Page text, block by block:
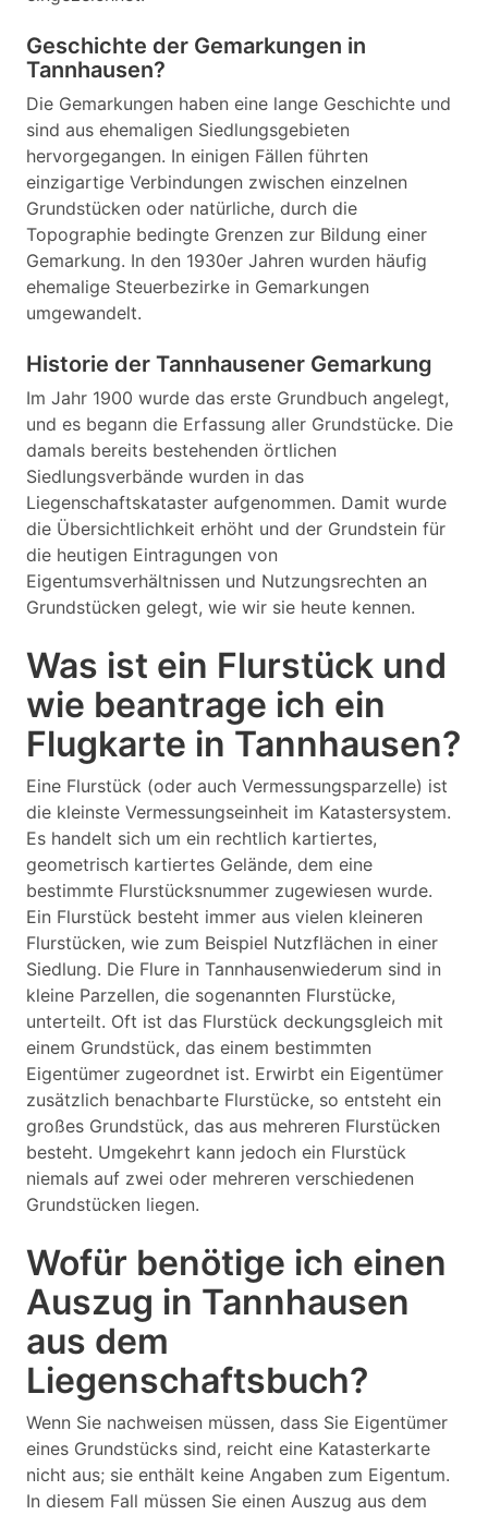
Geschichte der Gemarkungen in
Tannhausen?
Die Gemarkungen haben eine lange Geschichte und
sind aus ehemaligen Siedlungsgebieten
hervorgegangen. In einigen Fällen führten
einzigartige Verbindungen zwischen einzelnen
Grundstücken oder natürliche, durch die
Topographie bedingte Grenzen zur Bildung einer
Gemarkung. In den 1930er Jahren wurden häufig
ehemalige Steuerbezirke in Gemarkungen
umgewandelt.
Historie der Tannhausener Gemarkung
Im Jahr 1900 wurde das erste Grundbuch angelegt,
und es begann die Erfassung aller Grundstücke. Die
damals bereits bestehenden örtlichen
Siedlungsverbände wurden in das
Liegenschaftskataster aufgenommen. Damit wurde
die Übersichtlichkeit erhöht und der Grundstein für
die heutigen Eintragungen von
Eigentumsverhältnissen und Nutzungsrechten an
Grundstücken gelegt, wie wir sie heute kennen.
Was ist ein Flurstück und
wie beantrage ich ein
Flugkarte in Tannhausen?
Eine Flurstück (oder auch Vermessungsparzelle) ist
die kleinste Vermessungseinheit im Katastersystem.
Es handelt sich um ein rechtlich kartiertes,
geometrisch kartiertes Gelände, dem eine
bestimmte Flurstücksnummer zugewiesen wurde.
Ein Flurstück besteht immer aus vielen kleineren
Flurstücken, wie zum Beispiel Nutzflächen in einer
Siedlung. Die Flure in Tannhausenwiederum sind in
kleine Parzellen, die sogenannten Flurstücke,
unterteilt. Oft ist das Flurstück deckungsgleich mit
einem Grundstück, das einem bestimmten
Eigentümer zugeordnet ist. Erwirbt ein Eigentümer
zusätzlich benachbarte Flurstücke, so entsteht ein
großes Grundstück, das aus mehreren Flurstücken
besteht. Umgekehrt kann jedoch ein Flurstück
niemals auf zwei oder mehreren verschiedenen
Grundstücken liegen.
Wofür benötige ich einen
Auszug in Tannhausen
aus dem
Liegenschaftsbuch?
Wenn Sie nachweisen müssen, dass Sie Eigentümer
eines Grundstücks sind, reicht eine Katasterkarte
nicht aus; sie enthält keine Angaben zum Eigentum.
In diesem Fall müssen Sie einen Auszug aus dem